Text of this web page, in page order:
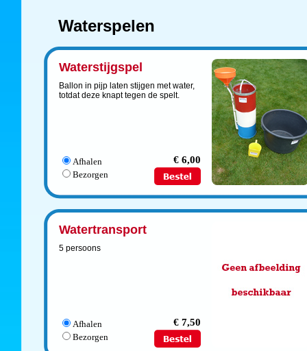
Waterspelen
Waterstijgspel
Ballon in pijp laten stijgen met water,
totdat deze knapt tegen de spelt.
€ 6,00
Afhalen
Bezorgen
Watertransport
5 persoons
€ 7,50
Afhalen
Bezorgen